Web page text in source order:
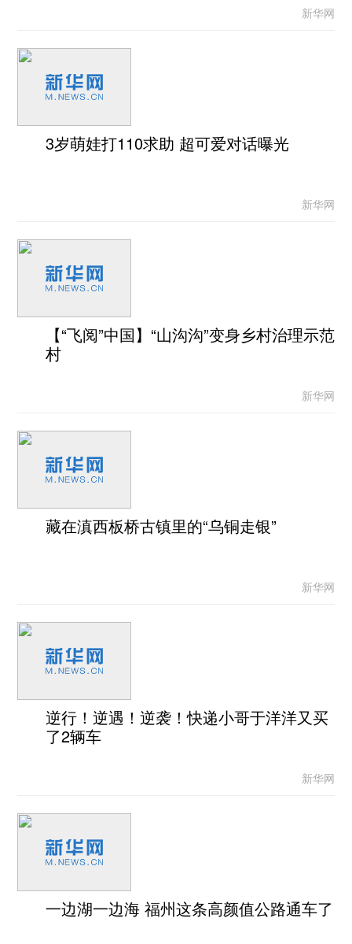
新华网
3岁萌娃打110求助 超可爱对话曝光
新华网
【“飞阅”中国】“山沟沟”变身乡村治理示范
村
新华网
藏在滇西板桥古镇里的“乌铜走银”
新华网
逆行！逆遇！逆袭！快递小哥于洋洋又买
了2辆车
新华网
一边湖一边海 福州这条高颜值公路通车了